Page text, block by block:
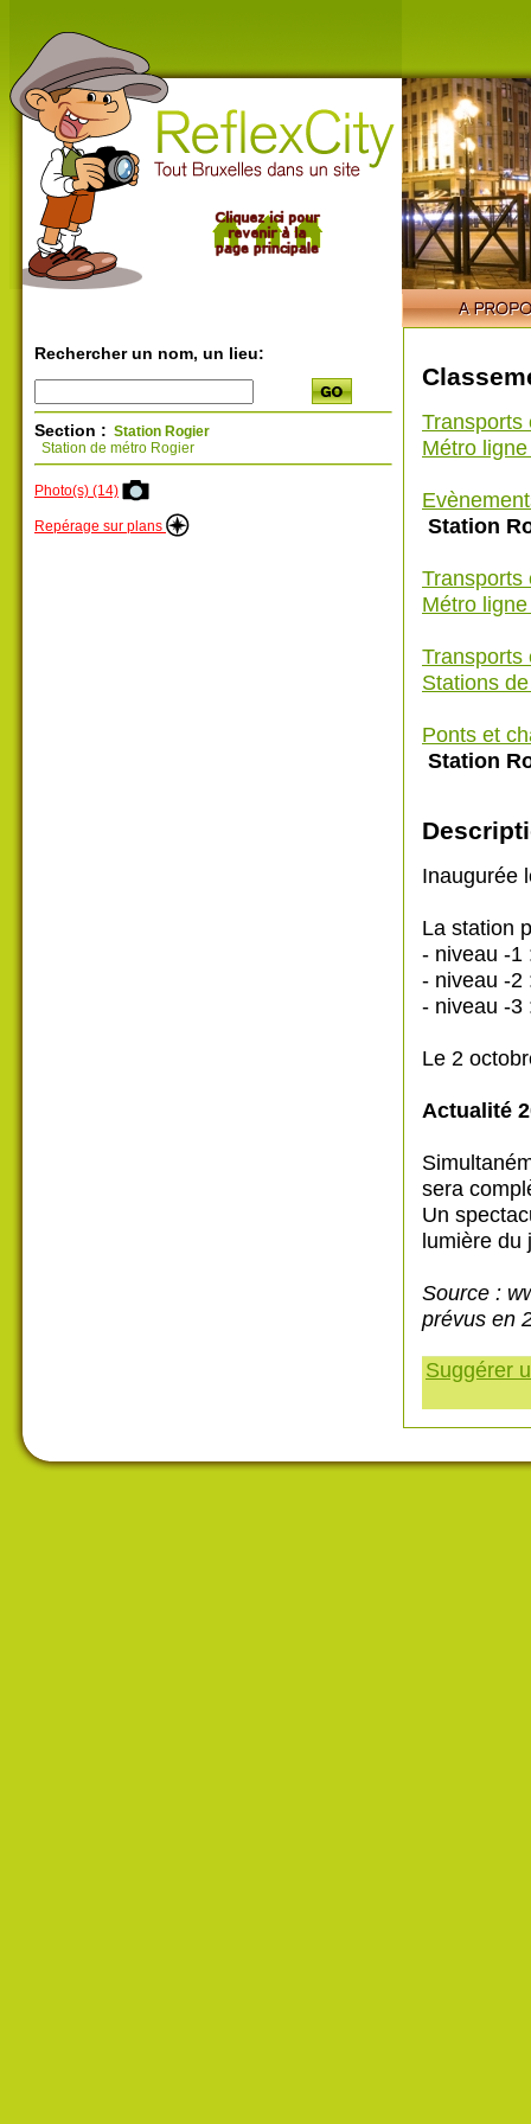
Rechercher un nom, un lieu:
Section : Station Rogier
Station de métro Rogier
Photo(s) (14)
Repérage sur plans
Transports
Métro
Station
Transports
Métro
Transports
Stations
Ponts et
Station
Inaugurée
La station
- niveau -1
- niveau -2
- niveau -3
Le 2
Actualité
sera
Un
lumière du
Source :
prévus en
Suggérer